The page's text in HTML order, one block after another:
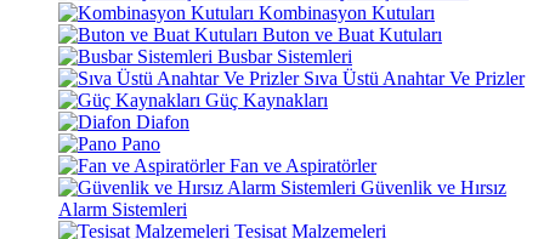
Kombinasyon Kutuları
Buton ve Buat Kutuları
Busbar Sistemleri
Sıva Üstü Anahtar Ve Prizler
Güç Kaynakları
Diafon
Pano
Fan ve Aspiratörler
Güvenlik ve Hırsız
Alarm Sistemleri
Tesisat Malzemeleri